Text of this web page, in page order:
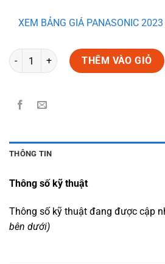
XEM BẢNG GIÁ PANASONIC 2023
Số lượng THÊM VÀO GIỎ
THÔNG TIN
Thông số kỹ thuật
Thông số kỹ thuật đang được cập
bên dưới)